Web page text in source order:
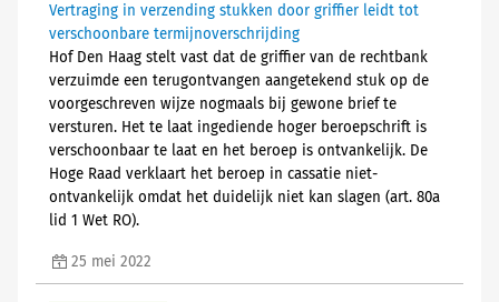
Vertraging in verzending stukken door griffier leidt tot
verschoonbare termijnoverschrijding
Hof Den Haag stelt vast dat de griffier van de rechtbank
verzuimde een terugontvangen aangetekend stuk op de
voorgeschreven wijze nogmaals bij gewone brief te
versturen. Het te laat ingediende hoger beroepschrift is
verschoonbaar te laat en het beroep is ontvankelijk. De
Hoge Raad verklaart het beroep in cassatie niet-
ontvankelijk omdat het duidelijk niet kan slagen (art. 80a
lid 1 Wet RO).
25 mei 2022